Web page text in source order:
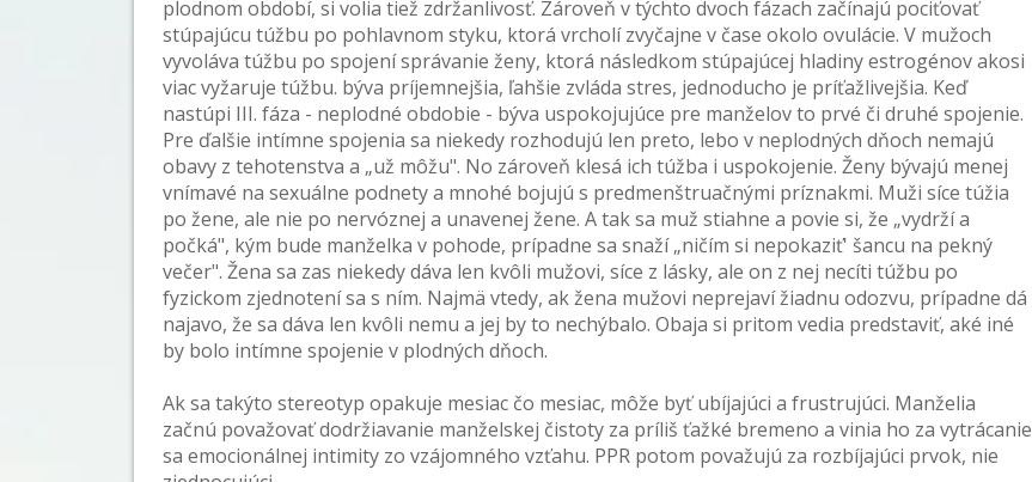
plodnom období, si volia tiež zdržanlivosť. Zároveň v týchto dvoch fázach začínajú pociťovať
stúpajúcu túžbu po pohlavnom styku, ktorá vrcholí zvyčajne v čase okolo ovulácie. V mužoch
vyvoláva túžbu po spojení správanie ženy, ktorá následkom stúpajúcej hladiny estrogénov akosi
viac vyžaruje túžbu. býva príjemnejšia, ľahšie zvláda stres, jednoducho je príťažlivejšia. Keď
nastúpi III. fáza - neplodné obdobie - býva uspokojujúce pre manželov to prvé či druhé spojenie.
Pre ďalšie intímne spojenia sa niekedy rozhodujú len preto, lebo v neplodných dňoch nemajú
obavy z tehotenstva a „už môžu". No zároveň klesá ich túžba i uspokojenie. Ženy bývajú menej
vnímavé na sexuálne podnety a mnohé bojujú s predmenštruačnými príznakmi. Muži síce túžia
po žene, ale nie po nervóznej a unavenej žene. A tak sa muž stiahne a povie si, že „vydrží a
počká", kým bude manželka v pohode, prípadne sa snaží „ničím si nepokaziť' šancu na pekný
večer". Žena sa zas niekedy dáva len kvôli mužovi, síce z lásky, ale on z nej necíti túžbu po
fyzickom zjednotení sa s ním. Najmä vtedy, ak žena mužovi neprejaví žiadnu odozvu, prípadne dá
najavo, že sa dáva len kvôli nemu a jej by to nechýbalo. Obaja si pritom vedia predstaviť, aké iné
by bolo intímne spojenie v plodných dňoch.
Ak sa takýto stereotyp opakuje mesiac čo mesiac, môže byť ubíjajúci a frustrujúci. Manželia
začnú považovať dodržiavanie manželskej čistoty za príliš ťažké bremeno a vinia ho za vytrácanie
sa emocionálnej intimity zo vzájomného vzťahu. PPR potom považujú za rozbíjajúci prvok, nie